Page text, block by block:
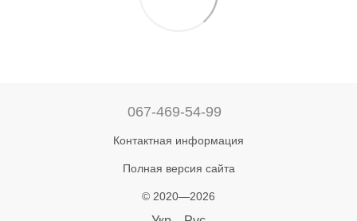
067-469-54-99
Контактная информация
Полная версия сайта
© 2020—2026